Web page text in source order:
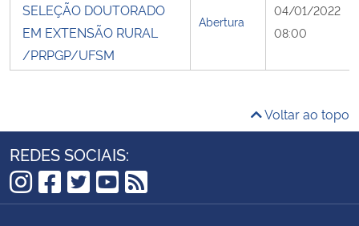
SELEÇÃO DOUTORADO
EM EXTENSÃO RURAL
/PRPGP/UFSM
Abertura
04/01/2022
08:00
Voltar ao topo
REDES SOCIAIS:
Instagram
Facebook
Twitter
YouTube
RSS